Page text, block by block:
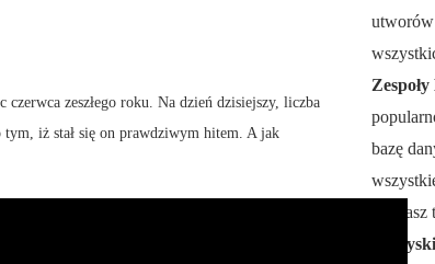
zeszłego roku. Na dzień dzisiejszy, liczba
iż stał się on prawdziwym hitem. A jak
utworów
bazę
teledyski